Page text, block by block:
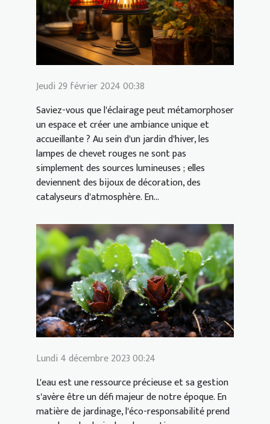
Jeudi 29 février 2024 00:38
Saviez-vous que l'éclairage peut métamorphoser
un espace et créer une ambiance unique et
accueillante ? Au sein d'un jardin d'hiver, les
lampes de chevet rouges ne sont pas
simplement des sources lumineuses ; elles
deviennent des bijoux de décoration, des
catalyseurs d'atmosphère. En...
Lundi 4 décembre 2023 00:24
L'eau est une ressource précieuse et sa gestion
s'avère être un défi majeur de notre époque. En
matière de jardinage, l'éco-responsabilité prend